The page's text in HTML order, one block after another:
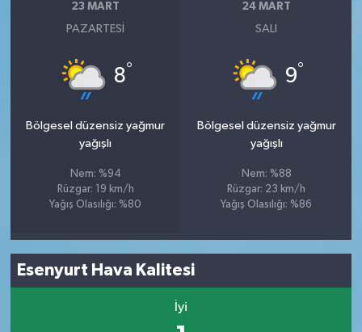
23 MART
PAZARTESI
8°
Bölgesel düzensiz yağmur
yağışlı
Nem: %94
Rüzgar: 19 km/h
Yağış Olasılığı: %80
24 MART
SALI
9°
Bölgesel düzensiz yağmur
yağışlı
Nem: %88
Rüzgar: 23 km/h
Yağış Olasılığı: %86
Esenyurt Hava Kalitesi
İyi